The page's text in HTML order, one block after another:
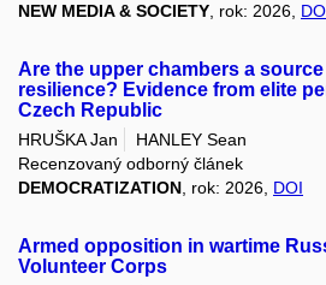
NEW MEDIA & SOCIETY , rok: 2026,
Are the upper chambers a
resilience? Evidence from elite
Czech Republic
HRUŠKA Jan
HANLEY Sean
Recenzovaný odborný článek
DEMOCRATIZATION, rok: 2026, DOI
Armed opposition in wartime
Volunteer Corps